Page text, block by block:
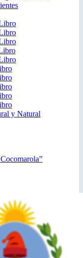
y Natural